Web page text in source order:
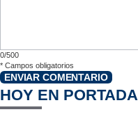
0/500
* Campos obligatorios
ENVIAR COMENTARIO
HOY EN PORTADA